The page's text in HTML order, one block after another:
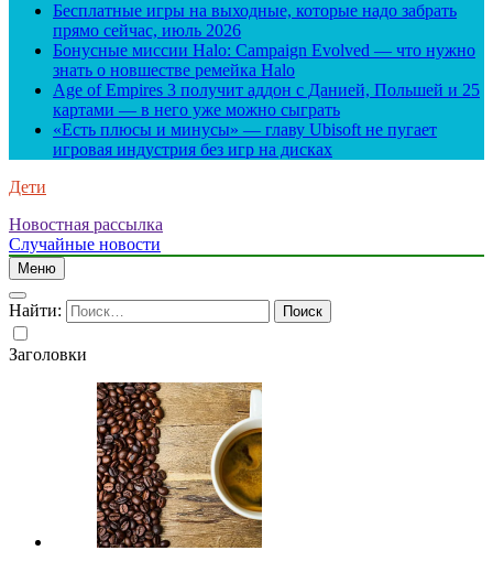
Бесплатные игры на выходные, которые надо забрать
прямо сейчас, июль 2026
Бонусные миссии Halo: Campaign Evolved — что нужно
знать о новшестве ремейка Halo
Age of Empires 3 получит аддон с Данией, Польшей и 25
картами — в него уже можно сыграть
«Есть плюсы и минусы» — главу Ubisoft не пугает
игровая индустрия без игр на дисках
Дети
Новостная рассылка
Случайные новости
Меню
Найти:
Заголовки